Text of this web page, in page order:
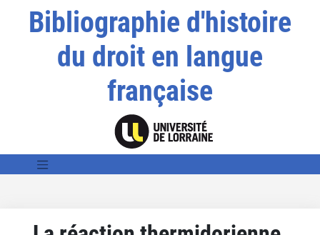
Bibliographie d'histoire
du droit en langue
française